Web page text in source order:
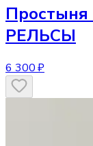
Простыня
РЕЛЬСЫ
6 300 ₽